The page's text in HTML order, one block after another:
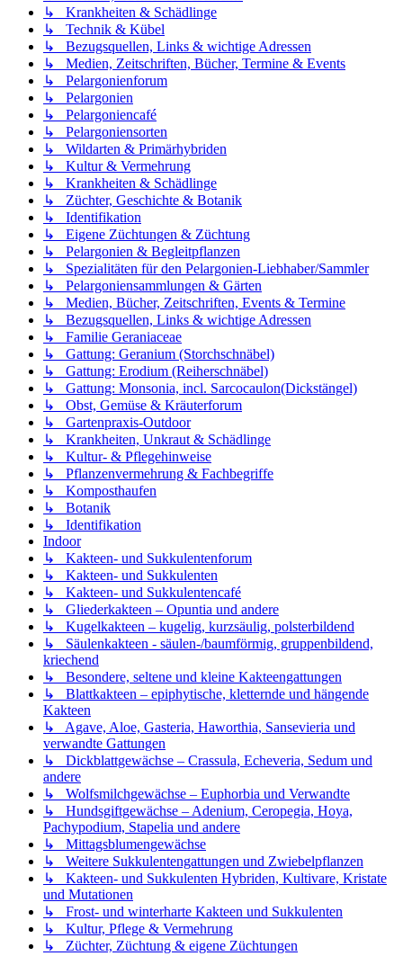
↳ Krankheiten & Schädlinge
↳ Technik & Kübel
↳ Bezugsquellen, Links & wichtige Adressen
↳ Medien, Zeitschriften, Bücher, Termine & Events
↳ Pelargonienforum
↳ Pelargonien
↳ Pelargoniencafé
↳ Pelargoniensorten
↳ Wildarten & Primärhybriden
↳ Kultur & Vermehrung
↳ Krankheiten & Schädlinge
↳ Züchter, Geschichte & Botanik
↳ Identifikation
↳ Eigene Züchtungen & Züchtung
↳ Pelargonien & Begleitpflanzen
↳ Spezialitäten für den Pelargonien-Liebhaber/Sammler
↳ Pelargoniensammlungen & Gärten
↳ Medien, Bücher, Zeitschriften, Events & Termine
↳ Bezugsquellen, Links & wichtige Adressen
↳ Familie Geraniaceae
↳ Gattung: Geranium (Storchschnäbel)
↳ Gattung: Erodium (Reiherschnäbel)
↳ Gattung: Monsonia, incl. Sarcocaulon(Dickstängel)
↳ Obst, Gemüse & Kräuterforum
↳ Gartenpraxis-Outdoor
↳ Krankheiten, Unkraut & Schädlinge
↳ Kultur- & Pflegehinweise
↳ Pflanzenvermehrung & Fachbegriffe
↳ Komposthaufen
↳ Botanik
↳ Identifikation
Indoor
↳ Kakteen- und Sukkulentenforum
↳ Kakteen- und Sukkulenten
↳ Kakteen- und Sukkulentencafé
↳ Gliederkakteen – Opuntia und andere
↳ Kugelkakteen – kugelig, kurzsäulig, polsterbildend
↳ Säulenkakteen - säulen-/baumförmig, gruppenbildend,
kriechend
↳ Besondere, seltene und kleine Kakteengattungen
↳ Blattkakteen – epiphytische, kletternde und hängende
Kakteen
↳ Agave, Aloe, Gasteria, Haworthia, Sansevieria und
verwandte Gattungen
↳ Dickblattgewächse – Crassula, Echeveria, Sedum und
andere
↳ Wolfsmilchgewächse – Euphorbia und Verwandte
↳ Hundsgiftgewächse – Adenium, Ceropegia, Hoya,
Pachypodium, Stapelia und andere
↳ Mittagsblumengewächse
↳ Weitere Sukkulentengattungen und Zwiebelpflanzen
↳ Kakteen- und Sukkulenten Hybriden, Kultivare, Kristate
und Mutationen
↳ Frost- und winterharte Kakteen und Sukkulenten
↳ Kultur, Pflege & Vermehrung
↳ Züchter, Züchtung & eigene Züchtungen